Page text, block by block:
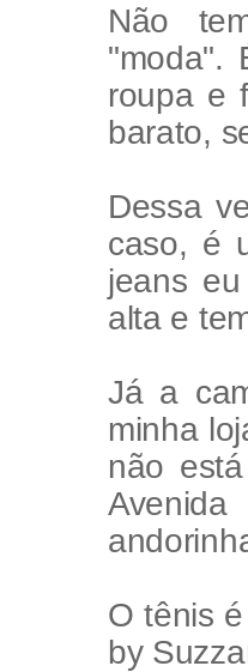
Não
"moda".
roupa e
barato,
Dessa
caso, é
jeans
alta e
Já a
minha
não
O tênis
by